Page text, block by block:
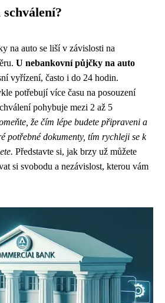
na auto se liší v závislosti na
U nebankovní půjčky na auto
vyřízení, často i do 24 hodin.
potřebují více času na posouzení
pohybuje mezi 2 až 5
že čím lépe budete připraveni a
potřebné dokumenty, tím rychleji se k
Představte si, jak brzy už můžete
si svobodu a nezávislost, kterou vám